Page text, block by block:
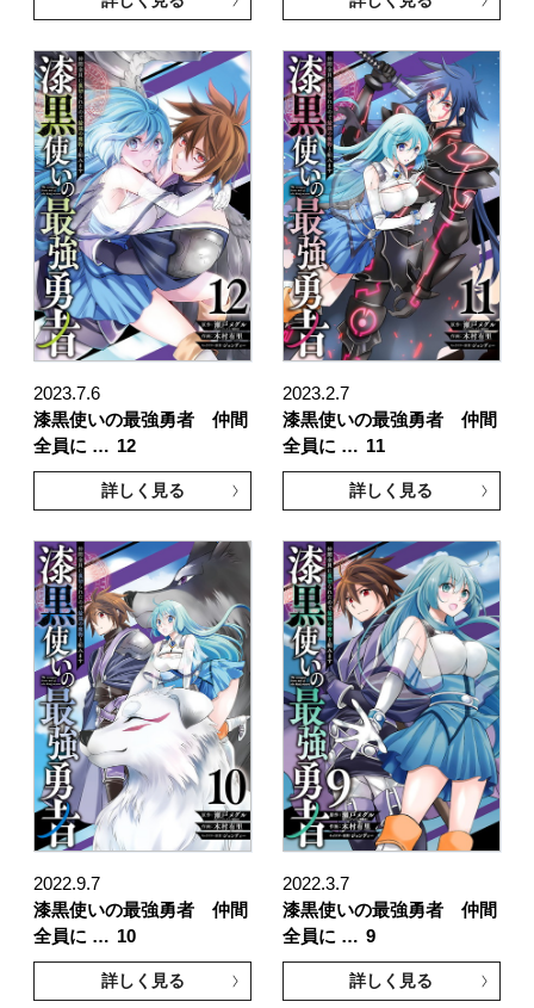
2023.7.6
漆黒使いの最強勇者 仲間
全員に … 12
詳しく見る
2023.2.7
漆黒使いの最強勇者 仲間
全員に … 11
詳しく見る
2022.9.7
漆黒使いの最強勇者 仲間
全員に … 10
詳しく見る
2022.3.7
漆黒使いの最強勇者 仲間
全員に … 9
詳しく見る